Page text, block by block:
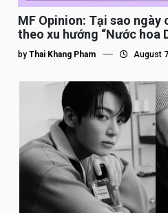
MF Opinion: Tại sao ngày
theo xu hướng “Nước hoa
by Thai Khang Pham August